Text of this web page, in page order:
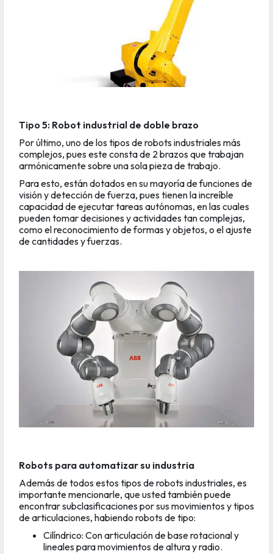
Tipo 5: Robot industrial de doble brazo
Por último, uno de los tipos de robots industriales más
complejos, pues este consta de 2 brazos que trabajan
armónicamente sobre una sola pieza de trabajo.
Para esto, están dotados en su mayoría de funciones de
visión y detección de fuerza, pues tienen la increíble
capacidad de ejecutar tareas autónomas, en las cuales
pueden tomar decisiones y actividades tan complejas,
como el reconocimiento de formas y objetos, o el ajuste
de cantidades y fuerzas.
Robots para automatizar su industria
Además de todos estos tipos de robots industriales, es
importante mencionarle, que usted también puede
encontrar subclasificaciones por sus movimientos y tipos
de articulaciones, habiendo robots de tipo:
Cilíndrico: Con articulación de base rotacional y
lineales para movimientos de altura y radio.